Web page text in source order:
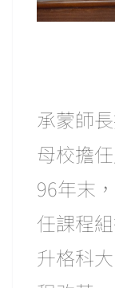
承蒙師
母校擔
96年末
任課程
升格科